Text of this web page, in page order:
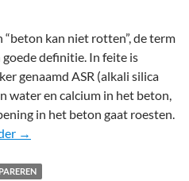
kan niet rotten”, de term
definitie. In feite is
genaamd ASR (alkali silica
water en calcium in het beton,
in het beton gaat roesten.
B
t
→